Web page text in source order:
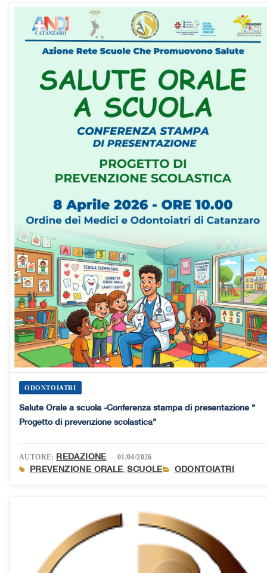
ODONTOIATRI
Salute Orale a scuola -Conferenza stampa di presentazione "
Progetto di prevenzione scolastica"
AUTORE: REDAZIONE - 01/04/2026
PREVENZIONE ORALE,SCUOLE ODONTOIATRI